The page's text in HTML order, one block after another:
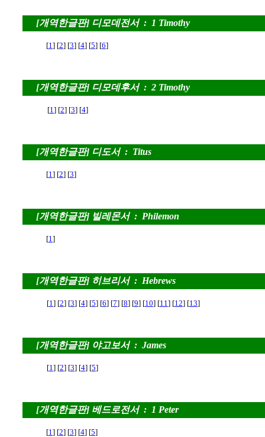
[개역한글판] 디모데전서 : 1 Timothy
[1] [2] [3] [4] [5] [6]
[개역한글판] 디모데후서 : 2 Timothy
[1] [2] [3] [4]
[개역한글판] 디도서 : Titus
[1] [2] [3]
[개역한글판] 빌레몬서 : Philemon
[1]
[개역한글판] 히브리서 : Hebrews
[1] [2] [3] [4] [5] [6] [7] [8] [9] [10] [11] [12] [13]
[개역한글판] 야고보서 : James
[1] [2] [3] [4] [5]
[개역한글판] 베드로전서 : 1 Peter
[1] [2] [3] [4] [5]